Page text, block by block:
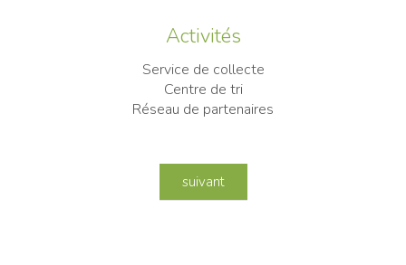
Activités
Service de collecte
Centre de tri
Réseau de partenaires
suivant